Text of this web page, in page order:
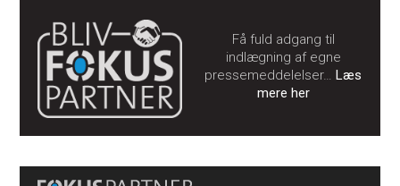
Få fuld adgang til
indlægning af egne
pressemeddelelser…Læs
mere her